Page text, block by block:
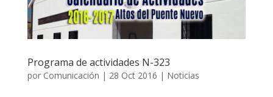
Programa de actividades N-323
por Comunicación | 28 Oct 2016 | Noticias